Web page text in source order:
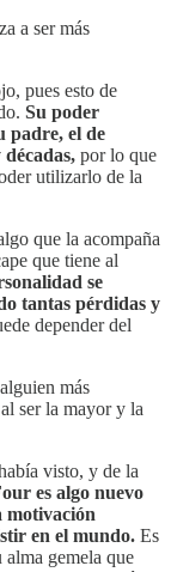
a ser más
pues esto de
Su poder
padre, el de
por lo que
utilizarlo de la
que la acompaña
que tiene al
se
tantas pérdidas y
depender del
más
ser la mayor y la
visto, y de la
es algo nuevo
motivación
en el mundo. Es
gemela que